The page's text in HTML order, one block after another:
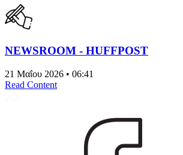
NEWSROOM - HUFFPOST
21 Μαΐου 2026 • 06:41
Read Content